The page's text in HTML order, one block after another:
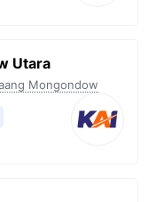
Utara
Mongondow